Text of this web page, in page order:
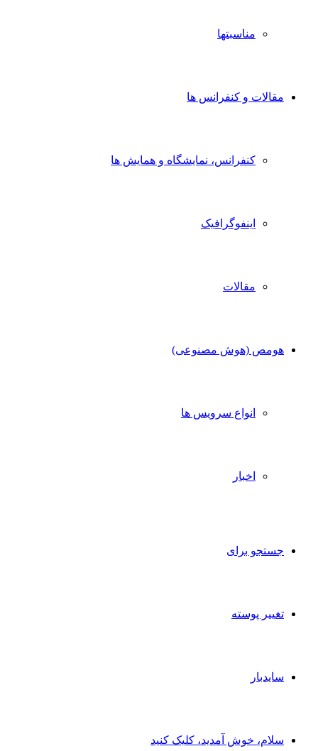
مناسبتها
مقالات و کنفرانس ها
کنفرانس، نمایشگاه و همایش ها
اینفوگرافیک
مقالات
هومص (هوش مصنوعی)
انواع سرویس ها
اخبار
جستجو برای
تغییر پوسته
سایدبار
سلام، خوش آمدید، کلیک کنید